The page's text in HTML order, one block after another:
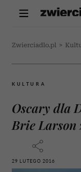
Zwierciadlo.pl >
KULTURA
Oscary dla
Brie Larson
29 LUTEGO 2016